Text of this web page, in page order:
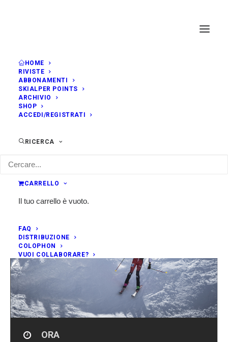
HOME
RIVISTE
ABBONAMENTI
SKIALPER POINTS
ARCHIVIO
SHOP
ACCEDI/REGISTRATI
RICERCA
CARRELLO
Il tuo carrello è vuoto.
FAQ
DISTRIBUZIONE
COLOPHON
VUOI COLLABORARE?
APRILE, 2019
SAB
06
COPPA DEL MONDO ISMF -
INDIVIDUAL RACE
ORA